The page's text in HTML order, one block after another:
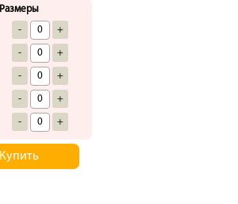
Размеры
- +
- +
- +
- +
- +
Купить